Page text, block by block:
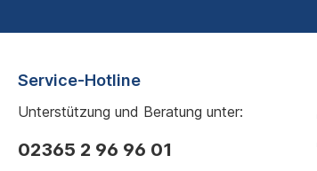
Service-Hotline
Unterstützung und Beratung unter:
02365 2 96 96 01